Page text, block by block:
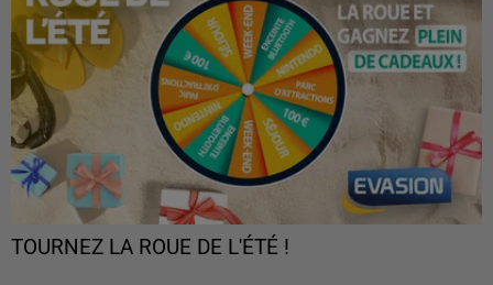
TOURNEZ LA ROUE DE L'ÉTÉ !